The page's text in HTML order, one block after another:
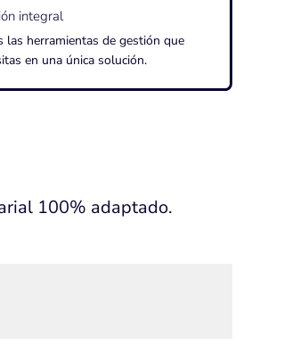
integral
las herramientas de gestión que
en una única solución.
100% adaptado.